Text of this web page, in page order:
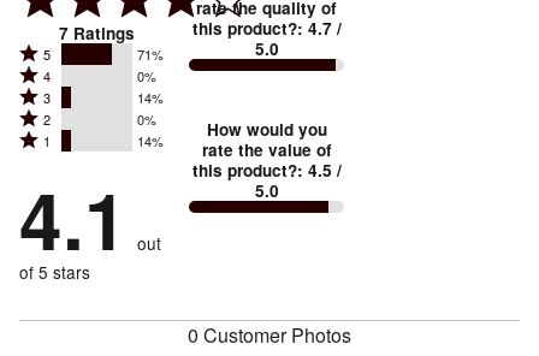
7 Ratings
Rated
5
stars
by
reviewers
5 71%
Rated
4
stars
by
of
reviewers
4 0%
Rated
3
stars
14%
of
reviewers
3 14%
Rated
2
by
0%
reviewers
2 0%
Rated
stars
by
14%
of
1 14%
4.1
out
of 5 stars
rate the quality of
this product?: 4.7/
5.0
How would you
rate the value of
this product?: 4.5 /
5.0
0 Customer Photos